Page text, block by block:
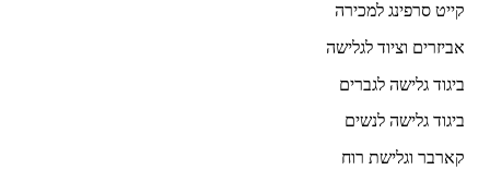
קייט סרפינג למכירה
אביזרים וציוד לגלישה
ביגוד גלישה לגברים
ביגוד גלישה לנשים
קארבר וגלישת רוח